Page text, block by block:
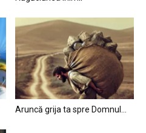
Aruncă grija ta spre Domnul…